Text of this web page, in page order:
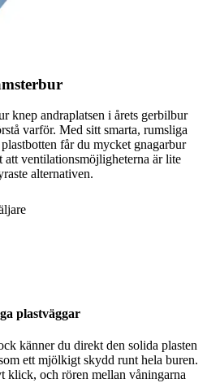
knep andraplatsen i årets gerbilbur
varför. Med sitt smarta, rumsliga
får du mycket gnagarbur
ventilationsmöjligheterna är lite
alternativen.
plastväggar
känner du direkt den solida plasten
ett mjölkigt skydd runt hela buren.
klick, och rören mellan våningarna